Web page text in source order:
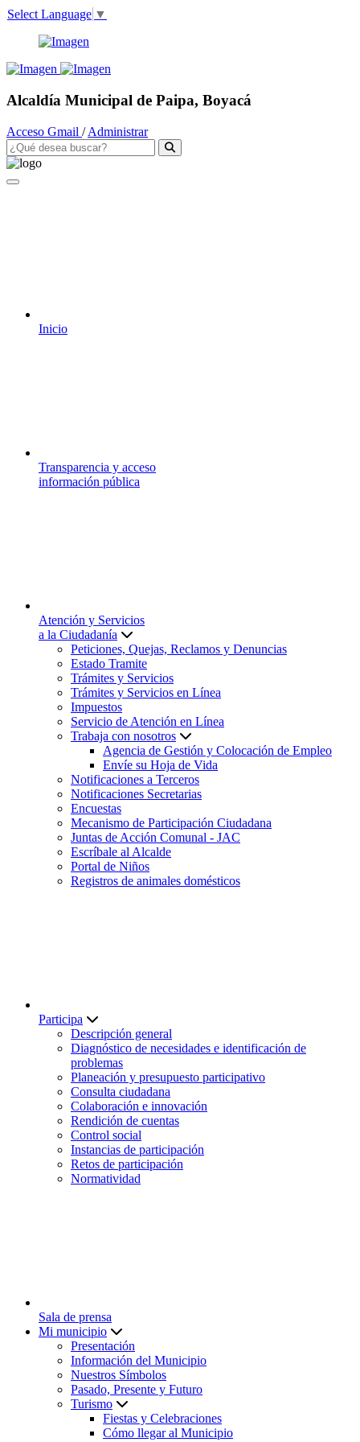
Select Language ▼
Alcaldía Municipal de Paipa, Boyacá
Acceso Gmail /Administrar
Inicio
Transparencia y acceso
información pública
Atención y Servicios
a la Ciudadanía
Peticiones, Quejas, Reclamos y Denuncias
Estado Tramite
Trámites y Servicios
Trámites y Servicios en Línea
Impuestos
Servicio de Atención en Línea
Trabaja con nosotros
Agencia de Gestión y Colocación de Empleo
Envíe su Hoja de Vida
Notificaciones a Terceros
Notificaciones Secretarias
Encuestas
Mecanismo de Participación Ciudadana
Juntas de Acción Comunal - JAC
Escríbale al Alcalde
Portal de Niños
Registros de animales domésticos
Participa
Descripción general
Diagnóstico de necesidades e identificación de
problemas
Planeación y presupuesto participativo
Consulta ciudadana
Colaboración e innovación
Rendición de cuentas
Control social
Instancias de participación
Retos de participación
Normatividad
Sala de prensa
Mi municipio
Presentación
Información del Municipio
Nuestros Símbolos
Pasado, Presente y Futuro
Turismo
Fiestas y Celebraciones
Cómo llegar al Municipio